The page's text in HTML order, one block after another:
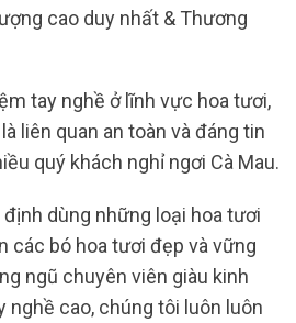
cao duy nhất & Thương
tay nghề ở lĩnh vực hoa tươi,
liên quan an toàn và đáng tin
quý khách nghỉ ngơi Cà Mau.
dùng những loại hoa tươi
các bó hoa tươi đẹp và vững
ngũ chuyên viên giàu kinh
nghề cao, chúng tôi luôn luôn